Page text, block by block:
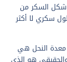
شكل السكر من
سكري لا أكثر
معدة النحل هي